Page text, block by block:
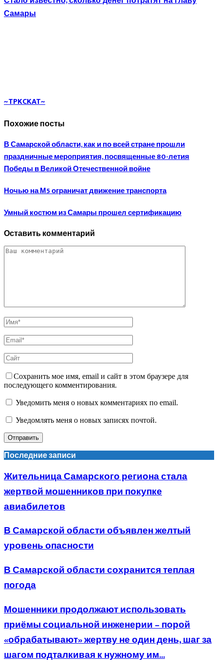
Самары
~TPKCKAT~
Похожие посты
В Самарской области, как и по всей стране прошли
праздничные мероприятия, посвященные 80-летия
Победы в Великой Отечественной войне
Ночью на М5 ограничат движение транспорта
Умный костюм из Самары прошел сертификацию
Оставить комментарий
Сохранить мое имя, email и сайт в этом браузере для
последующего комментирования.
Уведомить меня о новых комментариях по email.
Уведомлять меня о новых записях почтой.
Последние записи
Жительница Самарского региона стала
жертвой мошенников при покупке
авиабилетов
В Самарской области объявлен желтый
уровень опасности
В Самарской области сохранится теплая
погода
Мошенники продолжают использовать
приёмы социальной инженерии – порой
«обрабатывают» жертву не один день, шаг за
шагом подталкивая к нужному им...